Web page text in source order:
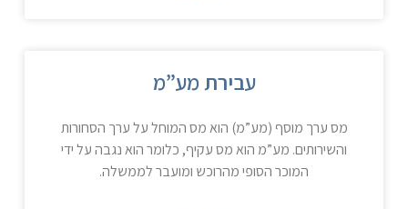
עבירת מע”מ
מס ערך מוסף (מע”מ) הוא מס המוחל על ערך הסחורות
והשירותים. מע”מ הוא מס עקיף, כלומר הוא נגבה על ידי
המוכר הסופי מהרוכש ומועבר לממשלה.